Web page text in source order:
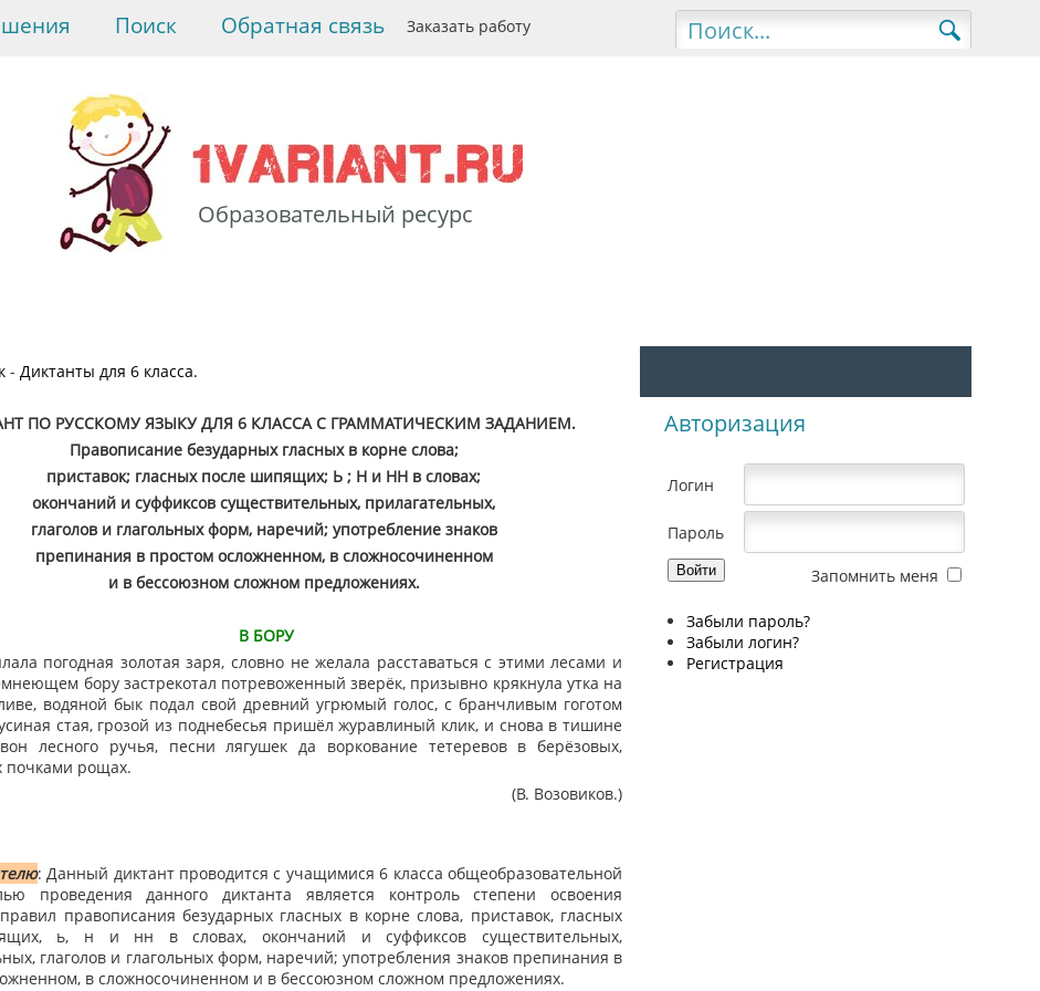
Поиск Заказать работу
Обратная связь
Образовательный ресурс
- Диктанты для 6 класса.
ПО РУССКОМУ ЯЗЫКУ ДЛЯ 6 КЛАССА С ГРАММАТИЧЕСКИМ ЗАДАНИЕМ.
Правописание безударных гласных в корне слова;
приставок; гласных после шипящих; Ь ; Н и НН в словах;
окончаний и суффиксов существительных, прилагательных,
глаголов и глагольных форм, наречий; употребление знаков
препинания в простом осложненном, в сложносочиненном
и в бессоюзном сложном предложениях.
В БОРУ
погодная золотая заря, словно не желала расставаться с этими лесами и
бору застрекотал потревоженный зверёк, призывно крякнула утка на
водяной бык подал свой древний угрюмый голос, с бранчливым гоготом
стая, грозой из поднебесья пришёл журавлиный клик, и снова в тишине
лесного ручья, песни лягушек да воркование тетеревов в берёзовых,
почками рощах.
(В. Возовиков.)
: Данный диктант проводится с учащимися 6 класса общеобразовательной
проведения данного диктанта является контроль степени освоения
правописания безударных гласных в корне слова, приставок, гласных
ь, н и нн в словах, окончаний и суффиксов существительных,
глаголов и глагольных форм, наречий; употребления знаков препинания в
в сложносочиненном и в бессоюзном сложном предложениях.
Авторизация
Логин
Пароль
Запомнить меня
Забыли пароль?
Забыли логин?
Регистрация